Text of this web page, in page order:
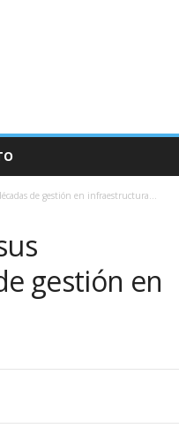
de gestión en infraestructura...
gestión en